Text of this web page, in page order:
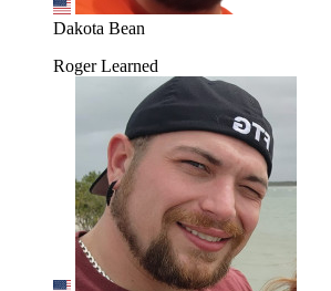
Dakota Bean
Roger Learned